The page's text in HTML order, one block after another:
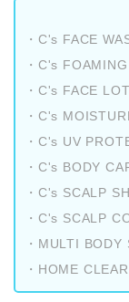
・C's FACE
・C's
・C's FACE
・C's
・C's UV
・C's BODY
・C's SCALP
・C's SCALP
・MULTI BODY
・HOME